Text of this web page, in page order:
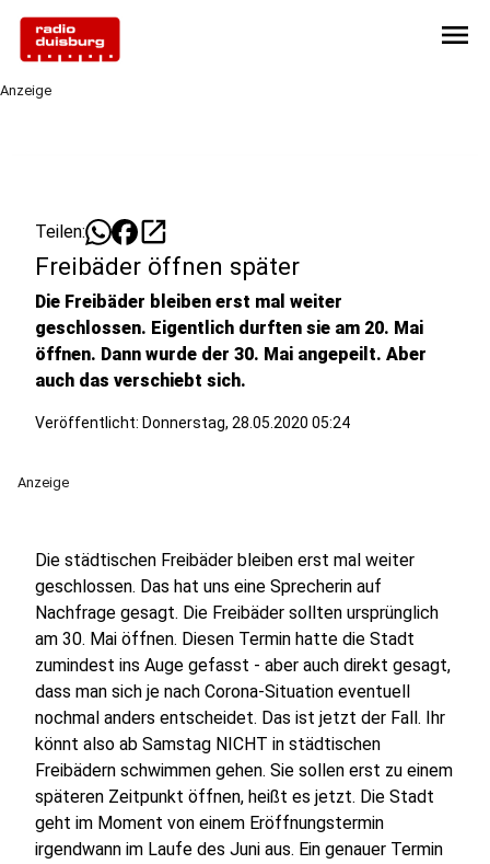
menu
Anzeige
Teilen: open_in_new
Freibäder öffnen später
Die Freibäder bleiben erst mal weiter
geschlossen. Eigentlich durften sie am 20. Mai
öffnen. Dann wurde der 30. Mai angepeilt. Aber
auch das verschiebt sich.
Veröffentlicht: Donnerstag, 28.05.2020 05:24
Anzeige
Die städtischen Freibäder bleiben erst mal weiter
geschlossen. Das hat uns eine Sprecherin auf
Nachfrage gesagt. Die Freibäder sollten ursprünglich
am 30. Mai öffnen. Diesen Termin hatte die Stadt
zumindest ins Auge gefasst - aber auch direkt gesagt,
dass man sich je nach Corona-Situation eventuell
nochmal anders entscheidet. Das ist jetzt der Fall. Ihr
könnt also ab Samstag NICHT in städtischen
Freibädern schwimmen gehen. Sie sollen erst zu einem
späteren Zeitpunkt öffnen, heißt es jetzt. Die Stadt
geht im Moment von einem Eröffnungstermin
irgendwann im Laufe des Juni aus. Ein genauer Termin